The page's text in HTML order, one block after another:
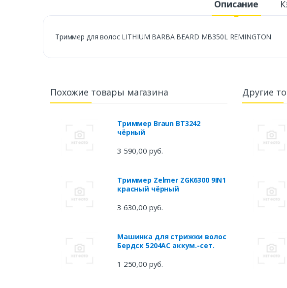
Описание
Триммер для волос LITHIUM BARBA BEARD MB350L REMINGTON
Похожие товары магазина
Триммер Braun BT3242
чёрный
3 590,00 руб.
Триммер Zelmer ZGK6300 9IN1
красный чёрный
3 630,00 руб.
Машинка для стрижки волос
Бердск 5204АС аккум.-сет.
1 250,00 руб.
Другие